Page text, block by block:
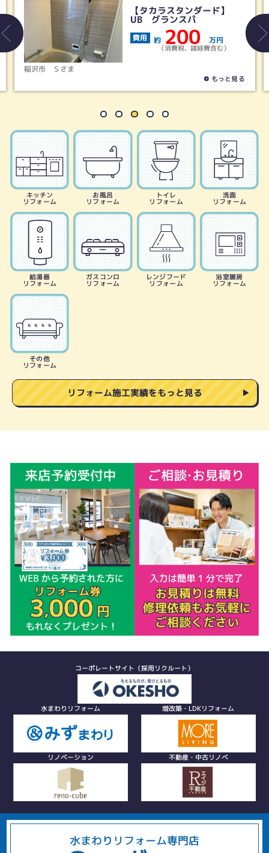
稲沢市 Ｓさま
【タカラスタンダード】
UB グランスパ
費用 約 200 万円
（消費税、諸経費含む）
もっと見る
キッチン
リフォーム
お風呂
リフォーム
トイレ
リフォーム
洗面
リフォーム
給湯器
リフォーム
ガスコンロ
リフォーム
レンジフード
リフォーム
浴室暖房
リフォーム
その他
リフォーム
リフォーム施工実績をもっと見る
コーポレートサイト（採用リクルート）
水まわりリフォーム 増改築・LDKリフォーム
リノベーション 不動産・中古リノベ
水まわりリフォーム専門店